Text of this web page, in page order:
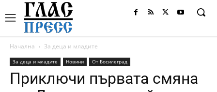
Начална За деца и младите
За деца и младите Новини От Босилеград
Приключи първата смяна